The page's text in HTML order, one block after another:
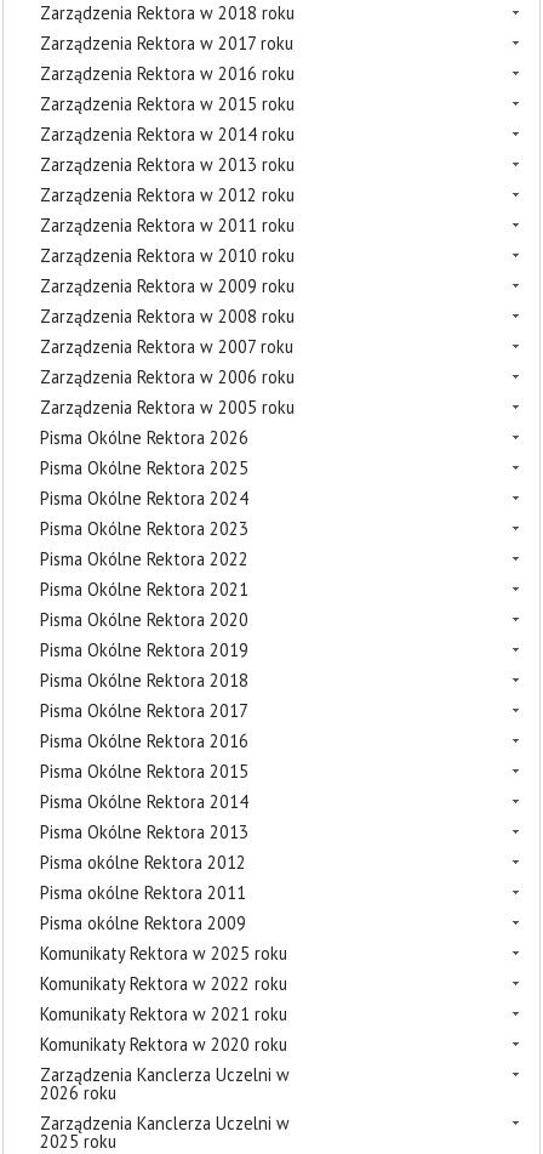
Zarządzenia Rektora w 2018 roku
Zarządzenia Rektora w 2017 roku
Zarządzenia Rektora w 2016 roku
Zarządzenia Rektora w 2015 roku
Zarządzenia Rektora w 2014 roku
Zarządzenia Rektora w 2013 roku
Zarządzenia Rektora w 2012 roku
Zarządzenia Rektora w 2011 roku
Zarządzenia Rektora w 2010 roku
Zarządzenia Rektora w 2009 roku
Zarządzenia Rektora w 2008 roku
Zarządzenia Rektora w 2007 roku
Zarządzenia Rektora w 2006 roku
Zarządzenia Rektora w 2005 roku
Pisma Okólne Rektora 2026
Pisma Okólne Rektora 2025
Pisma Okólne Rektora 2024
Pisma Okólne Rektora 2023
Pisma Okólne Rektora 2022
Pisma Okólne Rektora 2021
Pisma Okólne Rektora 2020
Pisma Okólne Rektora 2019
Pisma Okólne Rektora 2018
Pisma Okólne Rektora 2017
Pisma Okólne Rektora 2016
Pisma Okólne Rektora 2015
Pisma Okólne Rektora 2014
Pisma Okólne Rektora 2013
Pisma okólne Rektora 2012
Pisma okólne Rektora 2011
Pisma okólne Rektora 2009
Komunikaty Rektora w 2025 roku
Komunikaty Rektora w 2022 roku
Komunikaty Rektora w 2021 roku
Komunikaty Rektora w 2020 roku
Zarządzenia Kanclerza Uczelni w
2026 roku
Zarządzenia Kanclerza Uczelni w
2025 roku